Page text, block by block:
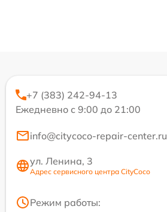
+7 (383) 242-94-13
Ежедневно с 9:00 до 21:00
info@citycoco-repair-center.ru
ул. Ленина, 3
Адрес сервисного центра CityCoco
Режим работы: